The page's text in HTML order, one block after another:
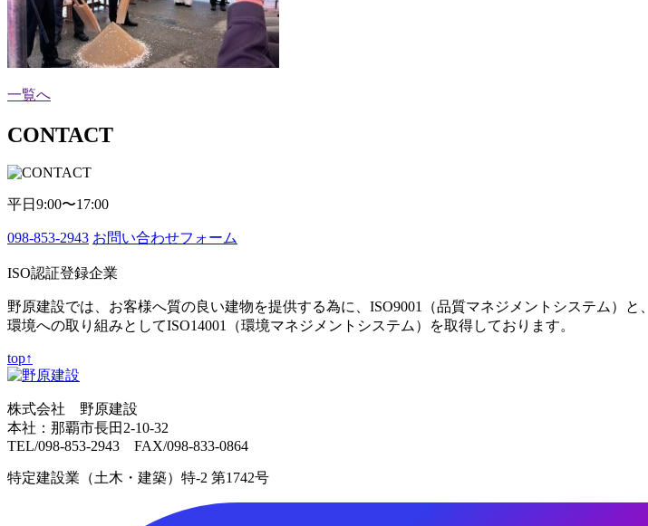
一覧へ
CONTACT
平日9:00〜17:00
098-853-2943 お問い合わせフォーム
ISO認証登録企業
野原建設では、お客様へ質の良い建物を提供する為に、ISO9001（品質マネジメントシステム）と、
環境への取り組みとしてISO14001（環境マネジメントシステム）を取得しております。
top↑
株式会社 野原建設
本社：那覇市長田2-10-32
TEL/098-853-2943 FAX/098-833-0864
特定建設業（土木・建築）特-2 第1742号